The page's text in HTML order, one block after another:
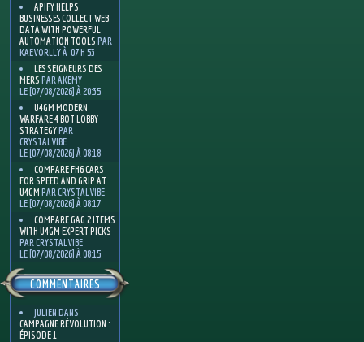
APIFY HELPS
BUSINESSES COLLECT WEB
DATA WITH POWERFUL
AUTOMATION TOOLS PAR
KAEVORLLY À 07 H 53
LES SEIGNEURS DES
MERS PAR AKEMY
LE [07/08/2026] À 20:35
U4GM MODERN
WARFARE 4 BOT LOBBY
STRATEGYPAR
CRYSTALVIBE
LE [07/08/2026] À 08:18
COMPARE FH6 CARS
FOR SPEED AND GRIP AT
U4GM PAR CRYSTALVIBE
LE [07/08/2026] À 08:17
COMPARE GAG 2 ITEMS
WITH U4GM EXPERT PICKS
PAR CRYSTALVIBE
LE [07/08/2026] À 08:15
COMMENTAIRES
JULIEN DANS
CAMPAGNE RÉVOLUTION :
ÉPISODE 1